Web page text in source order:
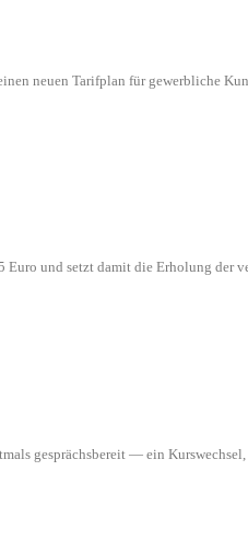
neuen Tarifplan für gewerbliche
und setzt damit die Erholung der
gesprächsbereit — ein